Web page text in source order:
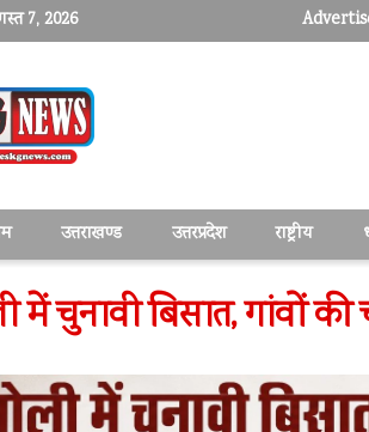
7, 2026
उत्तराखण्ड उत्तरप्रदेश राष्ट्रीय
में चुनावी बिसात, गांवों